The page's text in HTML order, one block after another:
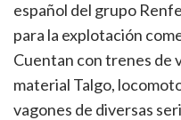
español del grupo
para la explotación
Cuentan con trenes de
material Talgo,
vagones de diversas